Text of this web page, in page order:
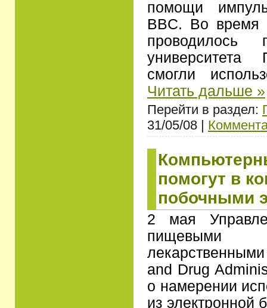
помощи
BBC. Во время
проводилось
университета
смогли
Читать дальше »
Перейти в раздел:
31/05/08 |
помогут в
побочными
2 мая
пищевыми
and Drug
о намерении
из электронной